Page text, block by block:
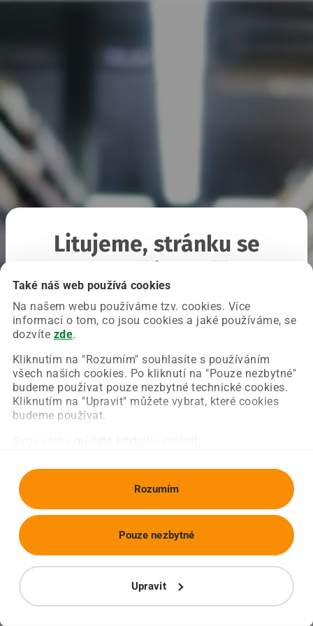
Také náš web používá cookies
Na našem webu používáme tzv. cookies. Více
informací o tom, co jsou cookies a jaké používáme, se
dozvíte zde.
Kliknutím na "Rozumím" souhlasíte s používáním
všech našich cookies. Po kliknutí na "Pouze nezbytné"
budeme používat pouze nezbytné technické cookies.
Kliknutím na "Upravit" můžete vybrat, které cookies
budeme používat.
Rozumím
Upravit
Pouze nezbytné
Litujeme, stránku se
Chyba nastala na naší straně a už ji opravujeme.
Zkuste prosím znovu načíst požadovanou stránku.
Obnovit stránku Úvodní strana